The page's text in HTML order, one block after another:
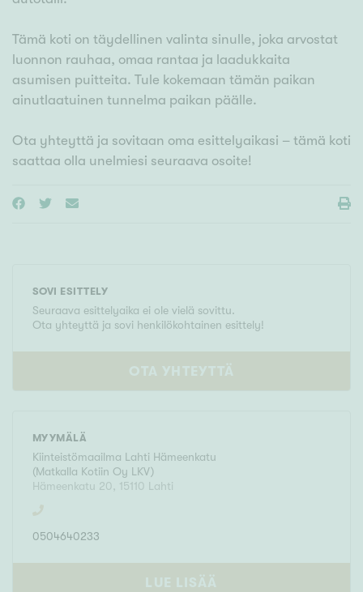
Tämä koti on täydellinen valinta sinulle, joka arvostat
luonnon rauhaa, omaa rantaa ja laadukkaita
asumisen puitteita. Tule kokemaan tämän paikan
ainutlaatuinen tunnelma paikan päälle.
Ota yhteyttä ja sovitaan oma esittelyaikasi – tämä koti
saattaa olla unelmiesi seuraava osoite!
SOVI ESITTELY
Seuraava esittelyaika ei ole vielä sovittu.
Ota yhteyttä ja sovi henkilökohtainen esittely!
OTA YHTEYTTÄ
MYYMÄLÄ
Kiinteistömaailma Lahti Hämeenkatu
(Matkalla Kotiin Oy LKV)
Hämeenkatu 20 , 15110 Lahti
0504640233
LUE LISÄÄ